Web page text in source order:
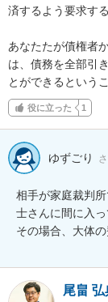
済するよう要求す
あなたたが債権者
は、債務を全部引
とができるという
役に立った 1
ゆずごり
相手が家庭裁判
士さんに間に入
その場合、大体
尾畠 弘